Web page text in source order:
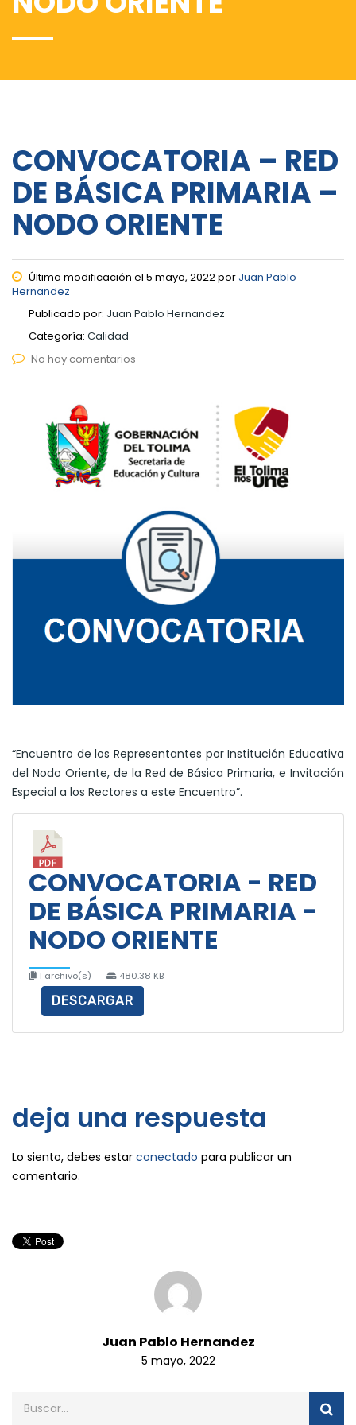
CONVOCATORIA – RED
DE BÁSICA PRIMARIA –
NODO ORIENTE
Última modificación el 5 mayo, 2022 por Juan Pablo
Hernandez
Publicado por: Juan Pablo Hernandez
Categoría: Calidad
No hay comentarios
“Encuentro de los Representantes por Institución Educativa
del Nodo Oriente, de la Red de Básica Primaria, e Invitación
Especial a los Rectores a este Encuentro”.
CONVOCATORIA - RED
DE BÁSICA PRIMARIA -
NODO ORIENTE
1 archivo(s) 480.38 KB
DESCARGAR
deja una respuesta
Lo siento, debes estar conectado para publicar un
comentario.
Juan Pablo Hernandez
5 mayo, 2022